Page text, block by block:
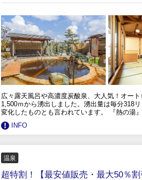
広々露天風呂や高濃度炭酸泉、大人気！オー
1,500ｍから湧出しました。湧出量は毎分318
変化したものとも言われています。 『熱の湯
INFO
温泉
超特割！【最安値販売・最大50％